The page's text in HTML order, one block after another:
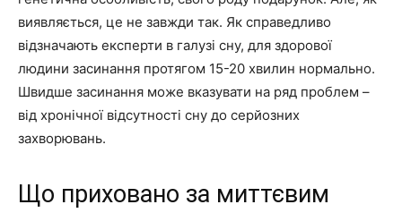
виявляється, це не завжди так. Як справедливо
відзначають експерти в галузі сну, для здорової
людини засинання протягом 15-20 хвилин нормально.
Швидше засинання може вказувати на ряд проблем –
від хронічної відсутності сну до серйозних
захворювань.
Що приховано за миттєвим